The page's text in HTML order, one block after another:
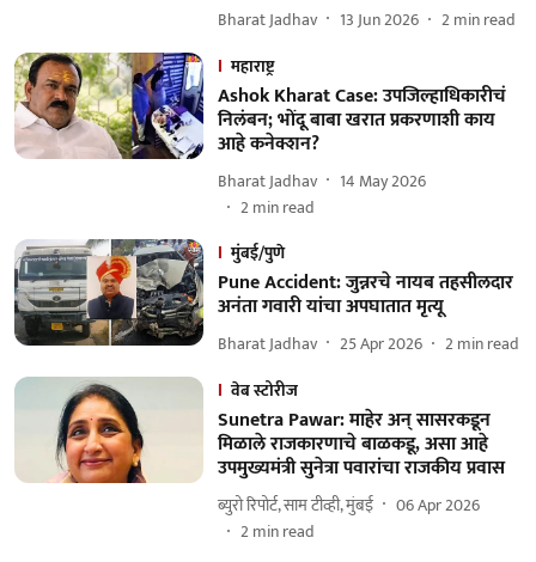
Bharat Jadhav 13 Jun 2026 2min read
महाराष्ट्र
Ashok Kharat Case: उपजिल्हाधिकारीचं
निलंबन; भोंदू बाबा खरात प्रकरणाशी काय
आहे कनेक्शन?
Bharat Jadhav
14 May 2026
2min read
मुंबई/पुणे
Pune Accident: जुन्नरचे नायब तहसीलदार
अनंता गवारी यांचा अपघातात मृत्यू
Bharat Jadhav 25 Apr 2026 2min read
वेब स्टोरीज
Sunetra Pawar: माहेर अन् सासरकडून
मिळाले राजकारणाचे बाळकडू, असा आहे
उपमुख्यमंत्री सुनेत्रा पवारांचा राजकीय प्रवास
ब्युरो रिपोर्ट, साम टीव्ही, मुंबई
06 Apr 2026
2min read